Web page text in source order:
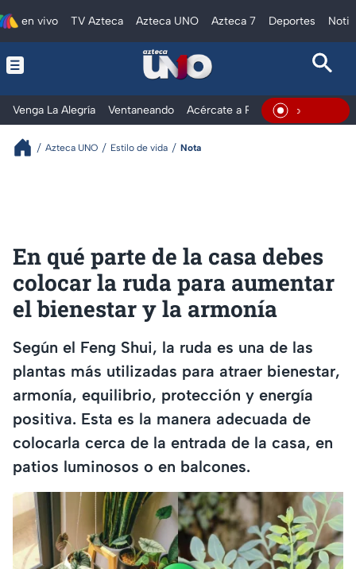
en vivo TV Azteca Azteca UNO Azteca 7 Deportes
Venga La Alegría Ventaneando Acércate a Rocío Al ExtremoEn Vivo
Azteca UNO Estilo de vida Nota
En qué parte de la casa debes
colocar la ruda para aumentar
el bienestar y la armonía
Según el Feng Shui, la ruda es una de las
plantas más utilizadas para atraer bienestar,
armonía, equilibrio, protección y energía
positiva. Esta es la manera adecuada de
colocarla cerca de la entrada de la casa, en
patios luminosos o en balcones.